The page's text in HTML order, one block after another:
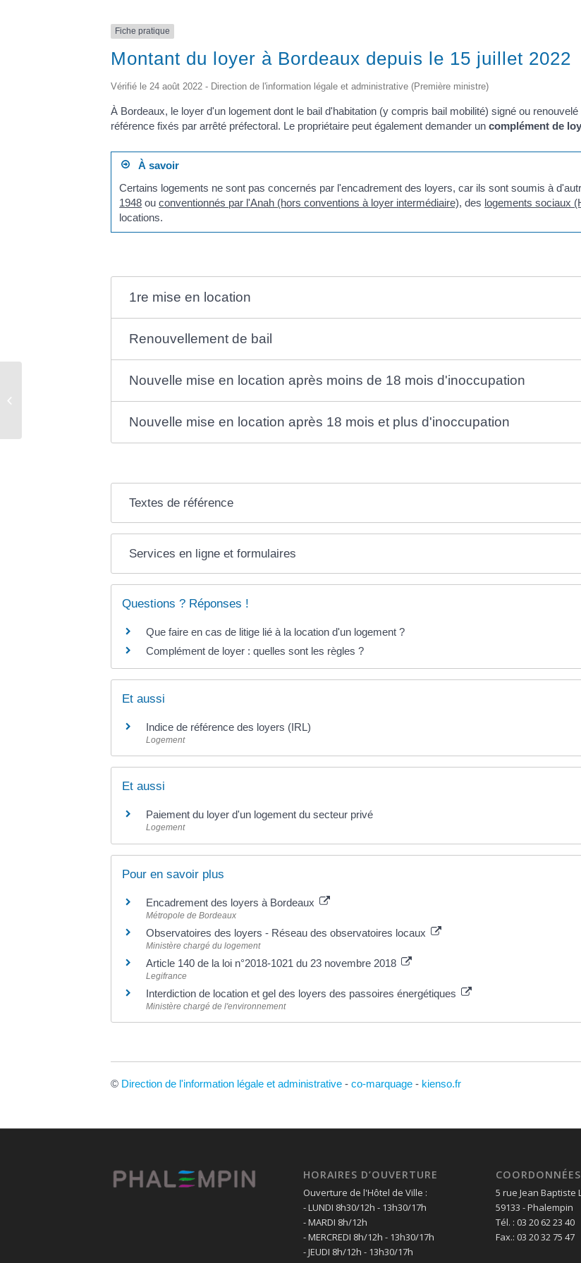
Fiche pratique
Montant du loyer à Bordeaux depuis le 15 juillet 2022
Vérifié le 24 août 2022 - Direction de l'information légale et administrative (Première ministre)
À Bordeaux, le loyer d'un logement dont le bail d'habitation (y compris bail mobilité) signé ou
référence fixés par arrêté préfectoral. Le propriétaire peut également demander un complément de
À savoir
Certains logements ne sont pas concernés par l'encadrement des loyers, car ils sont soumis à
1948 ouconventionnés par l'Anah (hors conventions à loyer intermédiaire), des logements sociaux
locations.
1re mise en location
Renouvellement de bail
Nouvelle mise en location après moins de 18 mois d'inoccupation
Nouvelle mise en location après 18 mois et plus d'inoccupation
Textes de référence
Services en ligne et formulaires
Questions ? Réponses !
Que faire en cas de litige lié à la location d'un logement ?
Complément de loyer : quelles sont les règles ?
Et aussi
Indice de référence des loyers (IRL)
Logement
Et aussi
Paiement du loyer d'un logement du secteur privé
Logement
Pour en savoir plus
Encadrement des loyers à Bordeaux
Métropole de Bordeaux
Observatoires des loyers - Réseau des observatoires locaux
Ministère chargé du logement
Article 140 de la loi n°2018-1021 du 23 novembre 2018
Legifrance
Interdiction de location et gel des loyers des passoires énergétiques
Ministère chargé de l'environnement
© Direction de l'information légale et administrative - co-marquage - kienso.fr
HORAIRES D’OUVERTURE
Ouverture de l'Hôtel de Ville :
- LUNDI 8h30/12h - 13h30/17h
- MARDI 8h/12h
- MERCREDI 8h/12h - 13h30/17h
- JEUDI 8h/12h - 13h30/17h
COORDONNÉES
5 rue Jean Baptiste
59133 - Phalempin
Tél. : 03 20 62 23 40
Fax.: 03 20 32 75 47